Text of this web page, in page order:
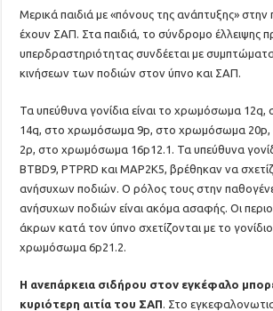
Μερικά παιδιά με «πόνους της ανάπτυξης»
έχουν ΣΑΠ. Στα παιδιά, το σύνδρομο έλλειψης
υπερδραστηριότητας συνδέεται με
κινήσεων των ποδιών στον ύπνο και ΣΑΠ.
Τα υπεύθυνα γονίδια είναι το χρωμόσωμα
14q, στο χρωμόσωμα 9p, στο χρωμόσωμα
2ρ, στο χρωμόσωμα 16p12.1. Τα υπεύθυνα
BTBD9, PTPRD και MAP2K5, βρέθηκαν να
ανήσυχων ποδιών. Ο ρόλος τους στην
ανήσυχων ποδιών είναι ακόμα ασαφής. Οι
άκρων κατά τον ύπνο σχετίζονται με το
χρωμόσωμα 6p21.2.
Η ανεπάρκεια σιδήρου στον εγκέφαλο
κυριότερη αιτία του ΣΑΠ. Στο